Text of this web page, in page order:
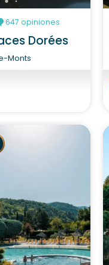
647 opiniones
Dorées
Monts